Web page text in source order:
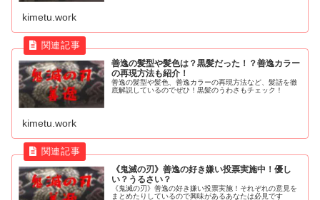
kimetu.work
善逸の髪型や髪色は？黒髪だった！？善逸カラー
の再現方法も紹介！
善逸の髪型や髪色、善逸カラーの再現方法など、髪話を徹
底解説しているのでぜひ！黒髪のうわさもチェック！
kimetu.work
《鬼滅の刃》善逸の好き嫌い投票実施中！優し
い？うるさい？
《鬼滅の刃》善逸の好き嫌い投票実施！それぞれの意見を
まとめたりしているので興味があるあなたは必見です